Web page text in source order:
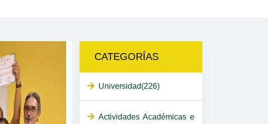
CATEGORÍAS
Universidad(226)
Actividades Académicas e